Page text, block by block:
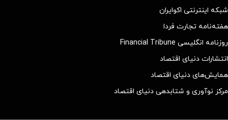
شبکه اینترنتی اکوایران
هفته‌نامه تجارت فردا
روزنامه انگلیسی Financial Tribune
انتشارات دنیای اقتصاد
همایش‌های دنیای اقتصاد
مرکز نوآوری و شتابدهی دنیای اقتصاد